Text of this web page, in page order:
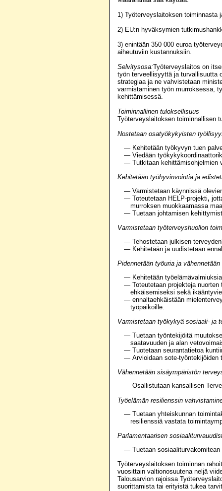
1) Työterveyslaitoksen toiminnasta
2) EU:n hyväksymien
3) enintään 350 000 euroa
aiheutuviin kustannuksiin.
Selvitysosa:Työterveyslaitos on
työn terveellisyyttä ja turvallisuutta
strategiaa ja ne vahvistetaan
varmistaminen työn murroksessa,
kehittämisessä.
Toiminnallinen tuloksellisuus
Työterveyslaitoksen toiminnallisen
Nostetaan osatyökykyisten
— Kehitetään työkyvyn tuen
— Viedään
— Tutkitaan kehittämisohjelmien
Kehitetään työhyvinvointia ja
— Varmistetaan käynnissä
— Toteutetaan HELP-projekti,
murroksen muokkaamassa
— Tuetaan johtamisen
Varmistetaan työterveyshuollon
— Tehostetaan julkisen
— Kehitetään ja uudistetaan
Pidennetään työuria ja
— Kehitetään
— Toteutetaan projekteja
ehkäisemiseksi sekä
— ennaltaehkäistään
työpaikoille.
Varmistetaan työkykyä sosiaali- ja
— Tuetaan työntekijöitä
saatavuuden ja alan
— Tuotetaan seurantatietoa
— Arvioidaan sote-työntekijöiden
Vähennetään sisäympäristön
— Osallistutaan kansallisen
Työelämän resilienssin
— Tuetaan yhteiskunnan
resilienssiä vastata
Parlamentaarisen
— Tuetaan
Työterveyslaitoksen toiminnan
vuosittain valtionosuutena neljä
Talousarvion rajoissa
suorittamista tai erityistä tukea